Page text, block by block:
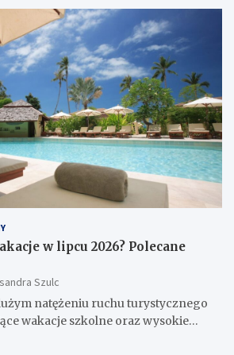
w lipcu 2026? Polecane
Szulc
natężeniu ruchu turystycznego
wakacje szkolne oraz wysokie…